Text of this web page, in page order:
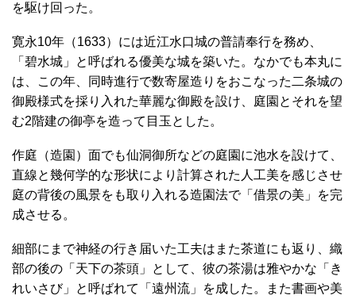
を駆け回った。
寛永10年（1633）には近江水口城の普請奉行を務め、
「碧水城」と呼ばれる優美な城を築いた。なかでも本丸に
は、この年、同時進行で数寄屋造りをおこなった二条城の
御殿様式を採り入れた華麗な御殿を設け、庭園とそれを望
む2階建の御亭を造って目玉とした。
作庭（造園）面でも仙洞御所などの庭園に池水を設けて、
直線と幾何学的な形状により計算された人工美を感じさせ
庭の背後の風景をも取り入れる造園法で「借景の美」を完
成させる。
細部にまで神経の行き届いた工夫はまた茶道にも返り、織
部の後の「天下の茶頭」として、彼の茶湯は雅やかな「き
れいさび」と呼ばれて「遠州流」を成した。また書画や美